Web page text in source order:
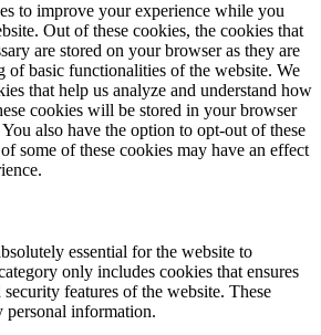
to improve your experience while you
Out of these cookies, the cookies that
are stored on your browser as they are
of basic functionalities of the website. We
that help us analyze and understand how
cookies will be stored in your browser
also have the option to opt-out of these
some of these cookies may have an effect
essential for the website to
only includes cookies that ensures
features of the website. These
personal information.